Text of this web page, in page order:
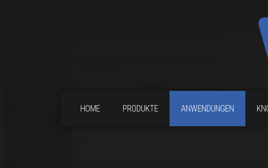
HOME PRODUKTE ANWENDUNGEN